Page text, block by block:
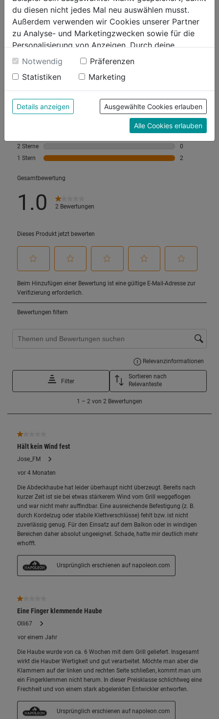
du diesen nicht jedes Mal neu auswählen musst.
Außerdem verwenden wir Cookies unserer Partner
zu Analyse- und Marketingzwecken sowie für die
Personalisierung von Anzeigen. Durch deine
Einwilligung werden die Daten von Drittanbieter,
unter anderem auch in den USA, verarbeitet.
Durch Klick auf "Alle Cookies erlauben" stimmst du
der Verwendung aller Cookies zu. Unter "Details
anzeigen" findest du alle Infos zu den
unterschiedlichen Cookies, unter "Cookies
Konfigurieren" kannst du auswählen, welche Cookies
du zulassen möchtest und welche nicht.
Weitere Informationen findest du in unserer
Datenschutzerklärung.
Notwendig
Präferenzen
Statistiken
Marketing
Details anzeigen Ausgewählte Cookies erlauben
Alle Cookies erlauben